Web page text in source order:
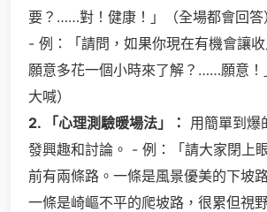
要？……對！健康！」（全場都會回答
- 例：「請問，如果你現在有機會讓
願意多花一個小時來了解？……願意！
大喊）
2. 「心理測驗暖場法」： 用簡單到爆
發興趣和討論。 - 例：「請大家閉上
前有兩條路。一條是風景優美的下坡
一條是崎嶇不平的爬坡路，很累但視